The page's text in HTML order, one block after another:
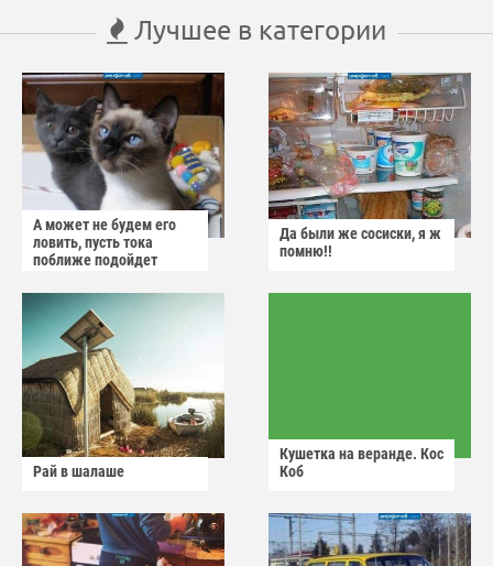
Лучшее в категории
А может не будем его
ловить, пусть тока
поближе подойдет
Да были же сосиски, я ж
помню!!
Рай в шалаше
Кушетка на веранде. Кос
Коб